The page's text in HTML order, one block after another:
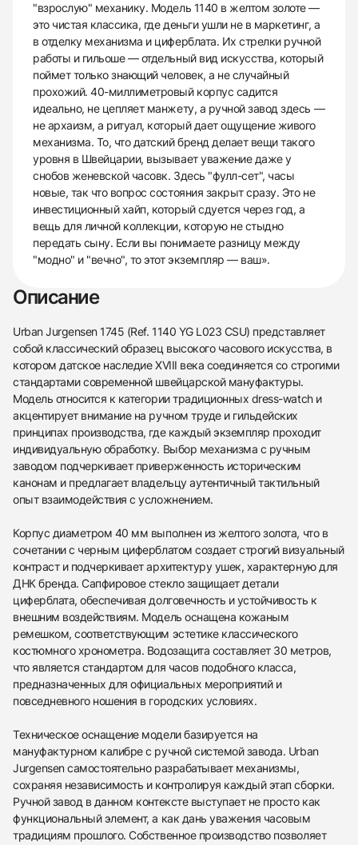
"взрослую" механику. Модель 1140 в желтом золоте —
это чистая классика, где деньги ушли не в маркетинг, а
в отделку механизма и циферблата. Их стрелки ручной
работы и гильоше — отдельный вид искусства, который
поймет только знающий человек, а не случайный
прохожий. 40-миллиметровый корпус садится
идеально, не цепляет манжету, а ручной завод здесь —
не архаизм, а ритуал, который дает ощущение живого
механизма. То, что датский бренд делает вещи такого
уровня в Швейцарии, вызывает уважение даже у
снобов женевской часовк. Здесь "фулл-сет", часы
новые, так что вопрос состояния закрыт сразу. Это не
инвестиционный хайп, который сдуется через год, а
вещь для личной коллекции, которую не стыдно
передать сыну. Если вы понимаете разницу между
"модно" и "вечно", то этот экземпляр — ваш».
Описание
Urban Jurgensen 1745 (Ref. 1140 YG L023 CSU) представляет
собой классический образец высокого часового искусства, в
котором датское наследие XVIII века соединяется со строгими
стандартами современной швейцарской мануфактуры.
Модель относится к категории традиционных dress-watch и
акцентирует внимание на ручном труде и гильдейских
принципах производства, где каждый экземпляр проходит
индивидуальную обработку. Выбор механизма с ручным
заводом подчеркивает приверженность историческим
канонам и предлагает владельцу аутентичный тактильный
опыт взаимодействия с усложнением.
Корпус диаметром 40 мм выполнен из желтого золота, что в
сочетании с черным циферблатом создает строгий визуальный
контраст и подчеркивает архитектуру ушек, характерную для
ДНК бренда. Сапфировое стекло защищает детали
циферблата, обеспечивая долговечность и устойчивость к
внешним воздействиям. Модель оснащена кожаным
ремешком, соответствующим эстетике классического
костюмного хронометра. Водозащита составляет 30 метров,
что является стандартом для часов подобного класса,
предназначенных для официальных мероприятий и
повседневного ношения в городских условиях.
Техническое оснащение модели базируется на
мануфактурном калибре с ручной системой завода. Urban
Jurgensen самостоятельно разрабатывает механизмы,
сохраняя независимость и контролируя каждый этап сборки.
Ручной завод в данном контексте выступает не просто как
функциональный элемент, а как дань уважения часовым
традициям прошлого. Собственное производство позволяет